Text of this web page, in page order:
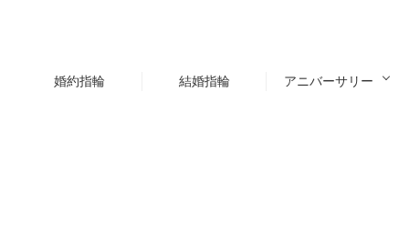
婚約指輪 結婚指輪 アニバーサリー